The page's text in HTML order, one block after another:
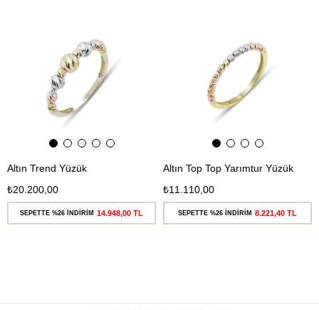
Altın Trend Yüzük
₺20.200,00
SEPETTE %26 İNDİRİM 14.948,00 TL
Altın Top Top Yarımtur Yüzük
₺11.110,00
SEPETTE %26 İNDİRİM 8.221,40 TL